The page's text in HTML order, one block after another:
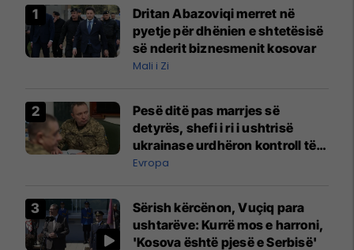
Dritan Abazoviqi merret në
pyetje për dhënien e shtetësisë
së nderit biznesmenit kosovar
Mali i Zi
Pesë ditë pas marrjes së
detyrës, shefi i ri i ushtrisë
ukrainase urdhëron kontroll të
madh
Evropa
Sërish kërcënon, Vuçiq para
ushtarëve: Kurrë mos e harroni,
'Kosova është pjesë e Serbisë'